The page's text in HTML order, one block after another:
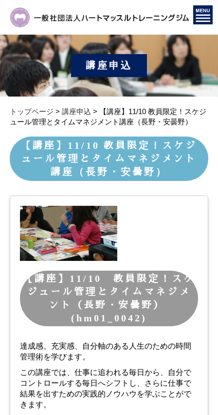
講座申込
トップページ > 講座申込 > 【講座】11/10 教員限定！スケジ
ュール管理とタイムマネジメント講座（長野・安曇野）
【講座】11/10 教員限定！スケジ
ュール管理とタイムマネジメント
講座（長野・安曇野）
【講座】11/10 教員限定！スケ
ジュール管理とタイムマネジメ
ント（長野・安曇野）
(hm01_0042)
達成感、充実感、自分軸のある人生のための時間
管理術を学びます。
この講座では、仕事に追われる毎日から、自分で
コントロールする毎日へシフトし、
さらに仕事で
結果を出すための実践的ノウハウを学ぶことがで
きます。